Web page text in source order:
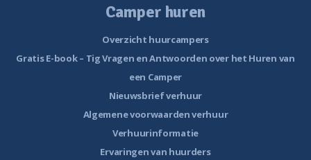
Camper huren
Overzicht huurcampers
Gratis E-book – Tig Vragen en Antwoorden over het Huren van
een Camper
Nieuwsbrief verhuur
Algemene voorwaarden verhuur
Verhuurinformatie
Ervaringen van huurders